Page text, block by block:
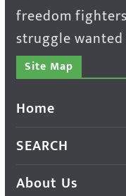
freedom
struggle
Site Map
Home
SEARCH
About Us